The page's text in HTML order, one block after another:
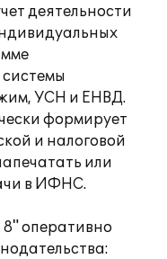
деятельности
УСН и ЕНВД.
формирует
и налоговой
или
в ИФНС.
8" оперативно